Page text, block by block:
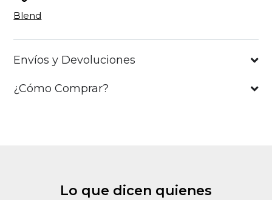
Blend
Envíos y Devoluciones
¿Cómo Comprar?
Lo que dicen quienes